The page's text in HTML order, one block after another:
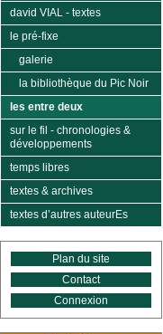
david VIAL - textes
le pré-fixe
galerie
la bibliothèque du Pic Noir
les entre deux
sur le fil - chronologies &
développements
temps libres
textes & archives
textes d’autres auteurEs
Plan du site
Contact
Connexion